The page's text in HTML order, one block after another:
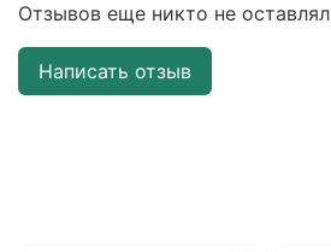
Отзывов еще никто не оставлял
Написать отзыв